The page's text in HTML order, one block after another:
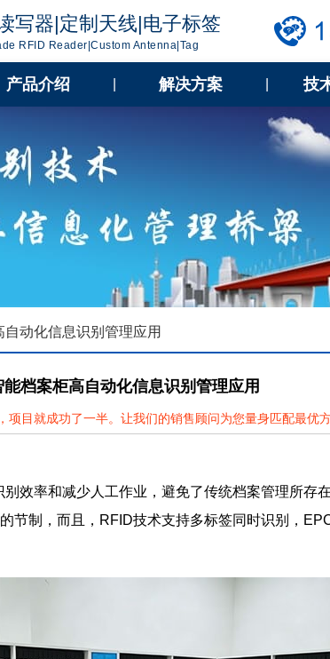
写器|定制天线|电子标签
RFID Reader|Custom Antenna|Tag
产品介绍 解决方案 技
自动化信息识别管理应用
能档案柜高自动化信息识别管理应用
项目就成功了一半。让我们的销售顾问为您量身匹配最优方
效率和减少人工作业，避免了传统档案管理所存
节制，而且，RFID技术支持多标签同时识别，